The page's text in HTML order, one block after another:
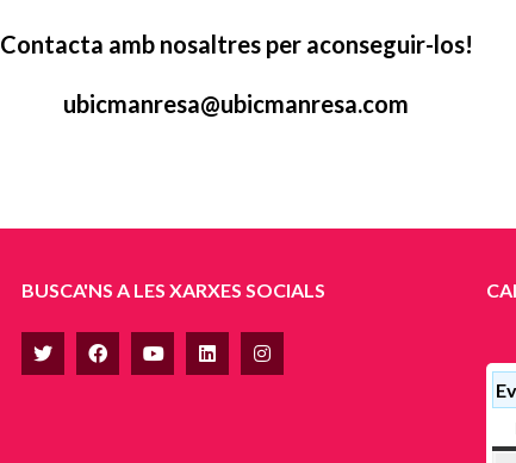
Contacta amb nosaltres per aconseguir-los!
ubicmanresa@ubicmanresa.com
BUSCA'NS A LES XARXES SOCIALS